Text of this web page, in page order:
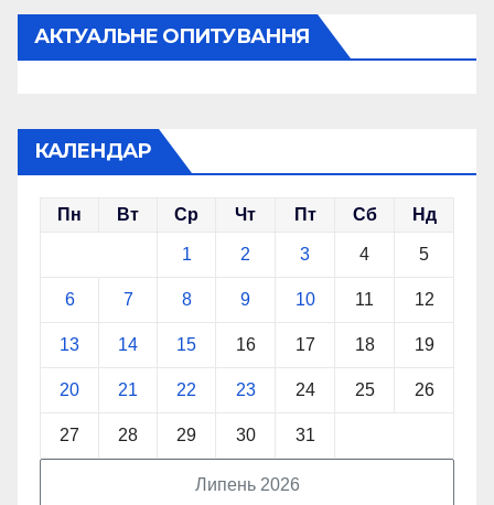
АКТУАЛЬНЕ ОПИТУВАННЯ
КАЛЕНДАР
Липень 2026
Пн Вт Ср Чт Пт Сб Нд
1 2 3 4 5
6 7 8 9 10 11 12
13 14 15 16 17 18 19
20 21 22 23 24 25 26
27 28 29 30 31